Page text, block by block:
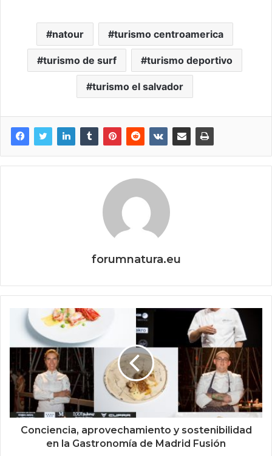
natour turismo centroamerica
turismo de surf turismo deportivo
turismo el salvador
forumnatura.eu
Conciencia, aprovechamiento y sostenibilidad
en la Gastronomía de Madrid Fusión